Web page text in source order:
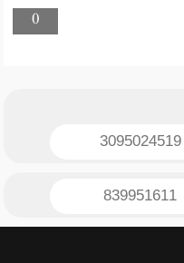
0
3095024519
839951611